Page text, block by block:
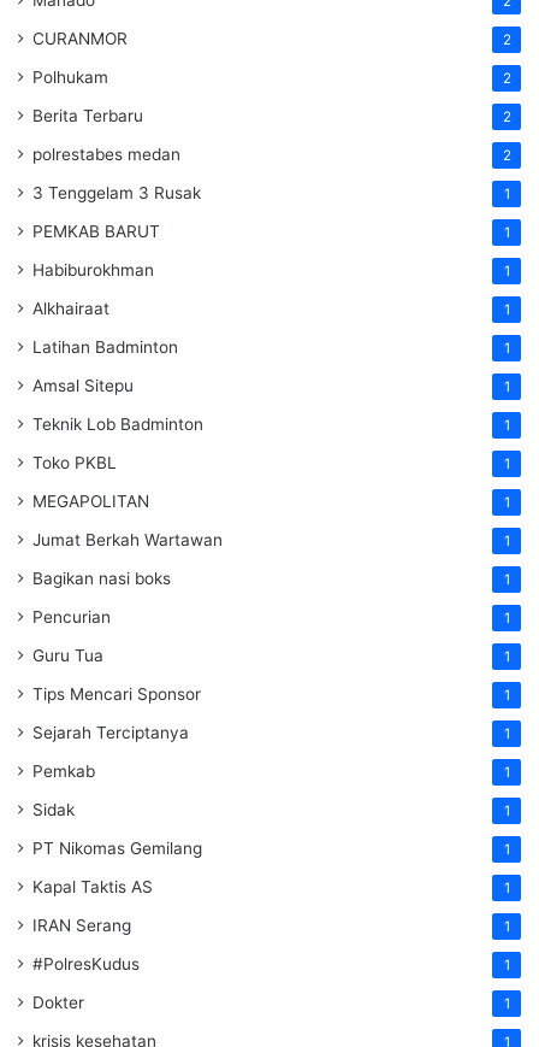
CURANMOR 2
Polhukam 2
Berita Terbaru 2
polrestabes medan 2
3 Tenggelam 3 Rusak 1
PEMKAB BARUT 1
Habiburokhman 1
Alkhairaat 1
Latihan Badminton 1
Amsal Sitepu 1
Teknik Lob Badminton 1
Toko PKBL 1
MEGAPOLITAN 1
Jumat Berkah Wartawan 1
Bagikan nasi boks 1
Pencurian 1
Guru Tua 1
Tips Mencari Sponsor 1
Sejarah Terciptanya 1
Pemkab 1
Sidak 1
PT Nikomas Gemilang 1
Kapal Taktis AS 1
IRAN Serang 1
#PolresKudus 1
Dokter 1
krisis kesehatan 1